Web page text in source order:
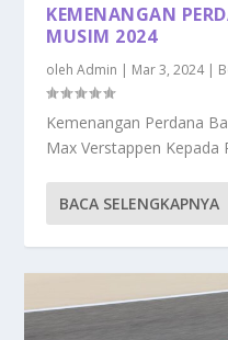
KEMENANGAN
MUSIM 2024
olehAdmin | Mar 3, 2024|
Kemenangan Perdana
Max Verstappen Kepada
BACA SELENGKAPNYA